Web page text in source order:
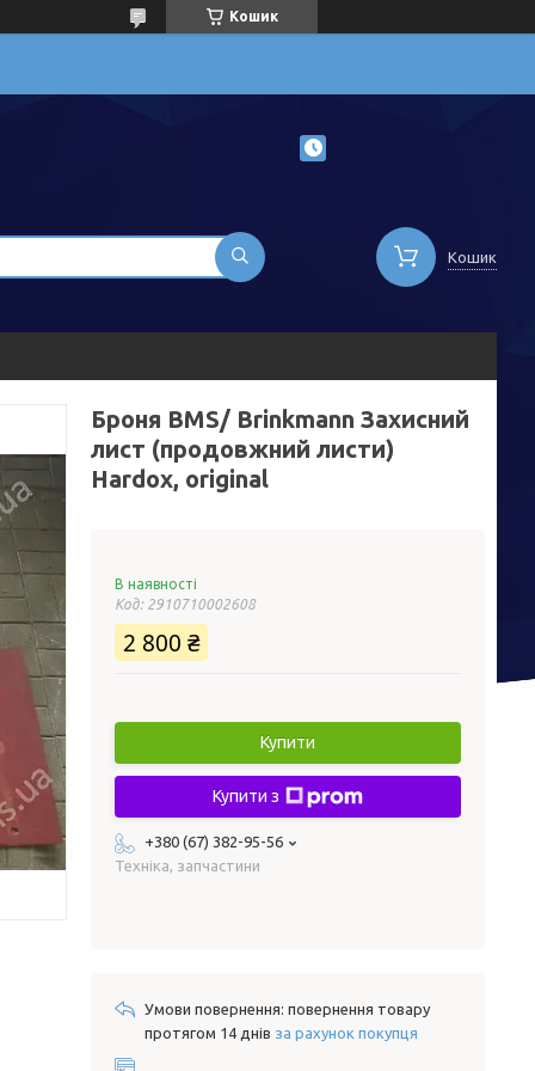
Кошик
Кошик
Броня BMS/ Brinkmann Захисний
лист (продовжний листи)
Hardox, original
В наявності
Код: 2910710002608
2 800 ₴
Купити
Купити з
+380 (67) 382-95-56
Техніка, запчастини
повернення товару
протягом 14 днів за рахунок покупця